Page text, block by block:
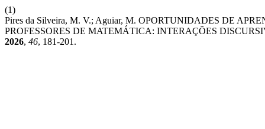
(1)
Pires da Silveira, M. V.; Aguiar, M. OPORTUNIDADES DE
PROFESSORES DE MATEMÁTICA: INTERAÇÕES
2026, 46, 181-201.